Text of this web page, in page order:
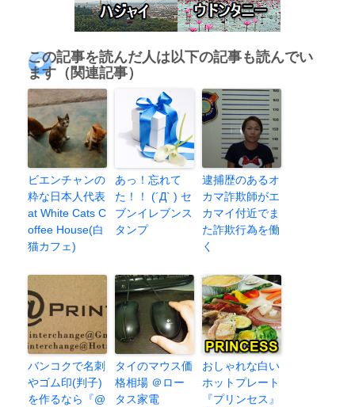
この記事を読んだ人は以下の記事も読んでい
ます（関連記事）
ビエンチャンの
粋な日本人代表
at White Cats C
offee House(白
猫カフェ)
あっ！忘れて
た！！ (´Д` ) セ
ブンイレブンス
タンプ
逮捕歴のあるオ
カマ詐欺師がエ
カマイ付近でま
た詐欺行為を働
く
バンコクで名刺
やゴム印(判子)
を作るなら『@
タイのマウス価
格相場 ＠ロー
タス家電
おしゃれな白い
ホットプレート
『プリンセス』